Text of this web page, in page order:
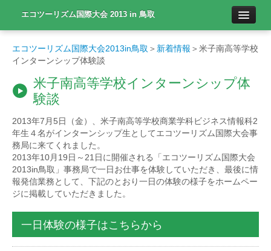
エコツーリズム国際大会 2013 in 鳥取
日本語
한국어
Eng.
新着情報
エコツーリズムとは
エコツーリズム国際大会2013in鳥取 ＞ 新着情報 ＞米子南高等学校
インターンシップ体験談
米子南高等学校インターンシップ体
験談
2013年7月5日（金）、米子南高等学校商業学科ビジネス情報科2
年生４名がインターンシップ生としてエコツーリズム国際大会事
務局に来てくれました。
2013年10月19日～21日に開催される「エコツーリズム国際大会
2013in鳥取」事務局で一日お仕事を体験していただき、最後に情
報発信業務として、下記のとおり一日の体験の様子をホームペー
ジに掲載していただきました。
一日体験の様子はこちらから